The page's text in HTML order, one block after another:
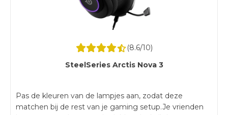
(8.6/10)
SteelSeries Arctis Nova 3
Pas de kleuren van de lampjes aan, zodat deze
matchen bij de rest van je gaming setup.Je vrienden